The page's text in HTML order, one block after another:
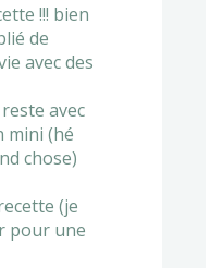
!!! bien
de
avec des
avec
mini (hé
chose)
(je
pour une